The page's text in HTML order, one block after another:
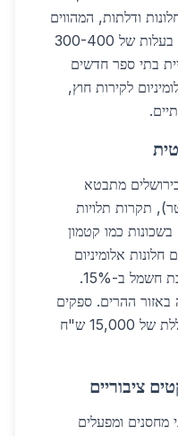
ודלתות, המהווים
40% משוק האלומיניום המקומי, בעלות של 300-400
בתי ספר חדשים
לקירות חוץ,
בירושלים מתבטא
(250 ש"ח למטר), תקרות תלויות
בשכונות כמו קטמון
אלומיניום
מבודדים תרמית, המפחיתים צריכת חשמל ב-15%.
באזור ההרים. ספקים
מספקים התקנה מלאה בעלות כוללת של 15,000 ש"ח
ציבוריים
מחסנים ומפעלים